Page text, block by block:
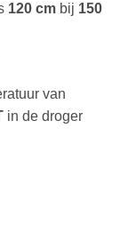
120 cm bij 150
van
in de droger